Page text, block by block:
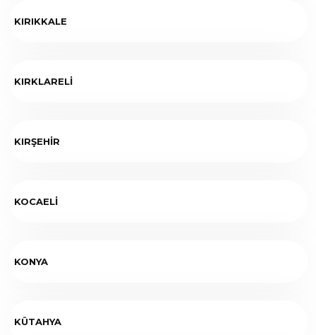
KIRIKKALE
KIRKLARELİ
KIRŞEHİR
KOCAELİ
KONYA
KÜTAHYA